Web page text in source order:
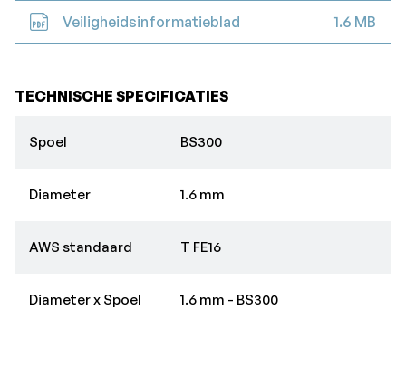
Veiligheidsinformatieblad 1.6 MB
TECHNISCHE SPECIFICATIES
Spoel BS300
Diameter 1.6 mm
AWS standaard T FE16
Diameter x Spoel 1.6 mm - BS300